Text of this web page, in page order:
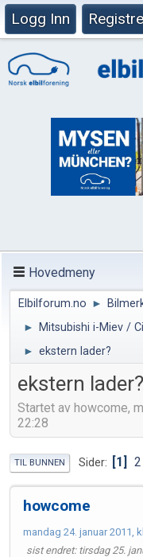
Logg Inn
Hovedmeny
Elbilforum.no ►
►
Mitsubishi i-Miev /
► ekstern lader?
ekstern lader?
Startet av howcome,
22:28
TIL BUNNEN Sider 1 2
howcome
mandag 24. januar 2011,
sist endret: tirsdag 25.